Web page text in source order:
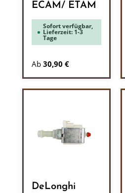
ECAM/ ETAM
Sofort verfügbar,
Lieferzeit: 1-3
Tage
Ab 30,90 €
DeLonghi